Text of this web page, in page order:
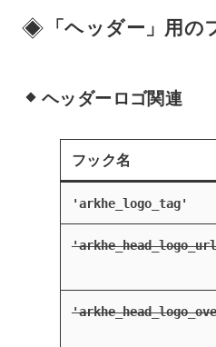
「ヘッダー」用の
ヘッダーロゴ関連
フック名
'arkhe_logo_tag'